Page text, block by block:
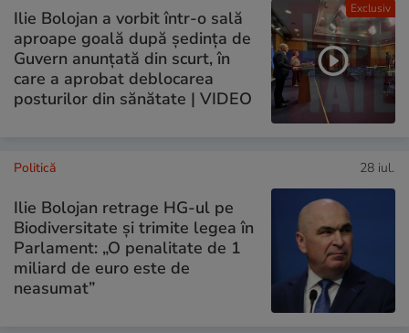
Exclusiv
Ilie Bolojan a vorbit într-o sală
aproape goală după ședința de
Guvern anunțată din scurt, în
care a aprobat deblocarea
posturilor din sănătate | VIDEO
Politică 28 iul.
Ilie Bolojan retrage HG-ul pe
Biodiversitate și trimite legea în
Parlament: „O penalitate de 1
miliard de euro este de
neasumat”